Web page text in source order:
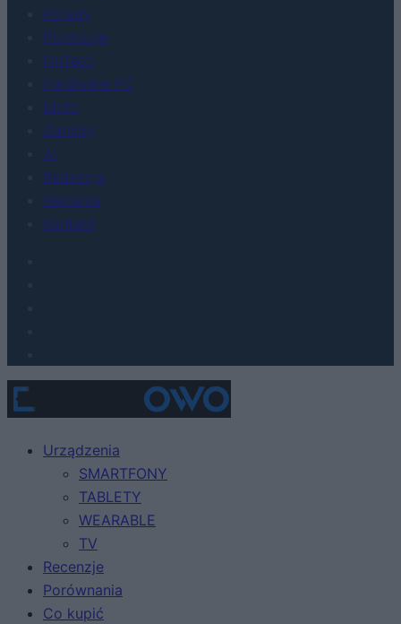
Porady
Promocje
FinTech
Hardware PC
Moto
Gaming
AI
Redakcja
Reklama
Kontakt
Urządzenia
SMARTFONY
TABLETY
WEARABLE
TV
Recenzje
Porównania
Co kupić